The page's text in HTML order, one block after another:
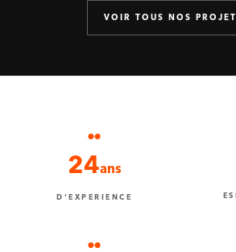
VOIR TOUS NOS
24ans
D'EXPERIENCE